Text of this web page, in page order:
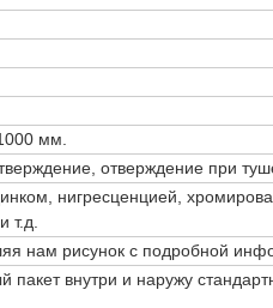
мм.
отверждение при
нигресценцией,
т.д.
нам рисунок с подробной
пакет внутри и наружу